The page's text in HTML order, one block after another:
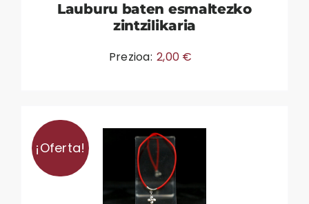
Lauburu baten esmaltezko
zintzilikaria
Prezioa: 2,00 €
¡Oferta!